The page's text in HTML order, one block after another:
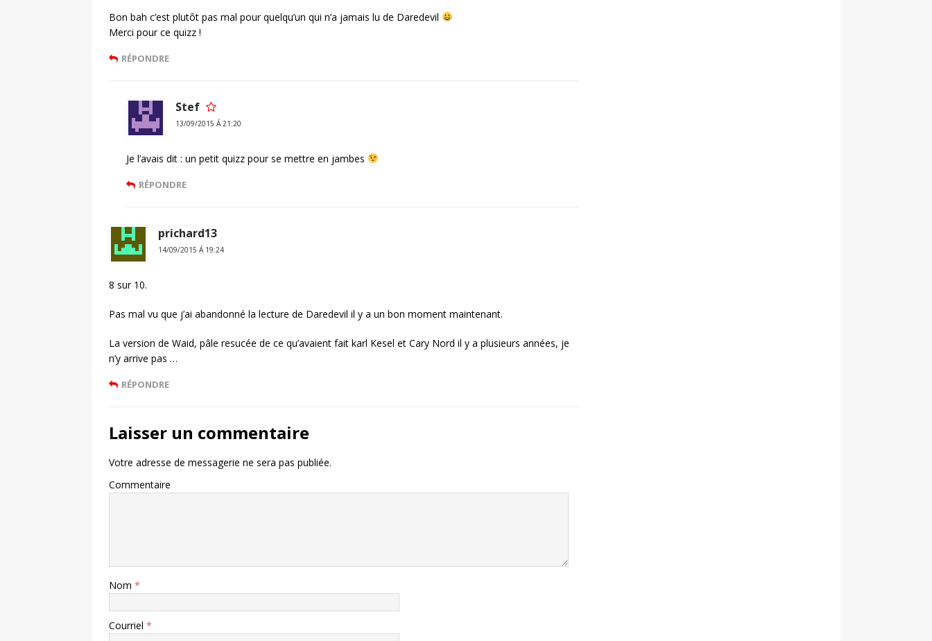
Bon bah c’est plutôt pas mal pour quelqu’un qui n’a jamais lu de Daredevil
Merci pour ce quizz !
RÉPONDRE
Stef
13/09/2015 Á 21:20
Je l’avais dit : un petit quizz pour se mettre en jambes
RÉPONDRE
prichard13
14/09/2015 Á 19:24
8 sur 10.
Pas mal vu que j’ai abandonné la lecture de Daredevil il y a un bon moment maintenant.
La version de Waid, pâle resucée de ce qu’avaient fait karl Kesel et Cary Nord il y a plusieurs années, je
n’y arrive pas …
RÉPONDRE
Laisser un commentaire
Votre adresse de messagerie ne sera pas publiée.
Commentaire
Nom *
Courriel *